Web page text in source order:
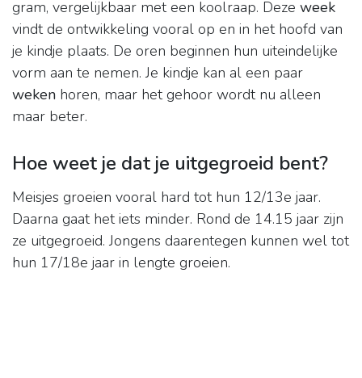
gram, vergelijkbaar met een koolraap. Deze week
vindt de ontwikkeling vooral op en in het hoofd van
je kindje plaats. De oren beginnen hun uiteindelijke
vorm aan te nemen. Je kindje kan al een paar
weken horen, maar het gehoor wordt nu alleen
maar beter.
Hoe weet je dat je uitgegroeid bent?
Meisjes groeien vooral hard tot hun 12/13e jaar.
Daarna gaat het iets minder. Rond de 14.15 jaar zijn
ze uitgegroeid. Jongens daarentegen kunnen wel tot
hun 17/18e jaar in lengte groeien.